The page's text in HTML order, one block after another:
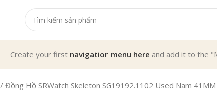
Create your first navigation menu here and add it to the
/Đồng Hồ SRWatch Skeleton SG19192.1102 Used Nam 41MM